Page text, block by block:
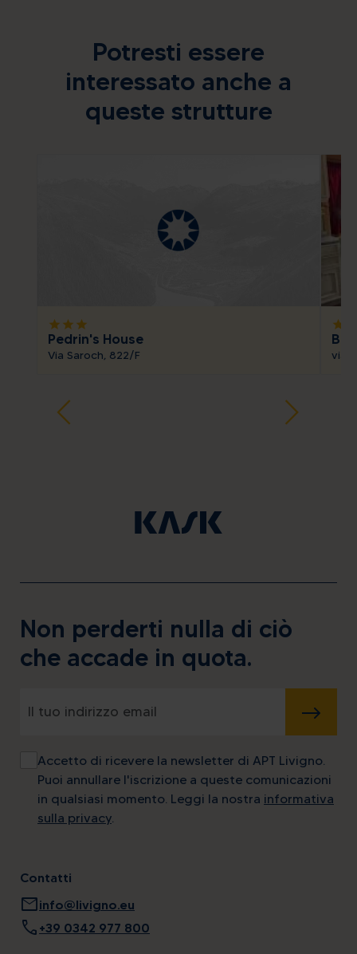
Potresti essere
interessato anche a
queste strutture
starstarstar
Pedrin's House
Via Saroch, 822/F
star
via
Non perderti nulla di ciò
che accade in quota.
INVIA
Accetto di ricevere la newsletter di APT Livigno.
Puoi annullare l'iscrizione a queste comunicazioni
in qualsiasi momento. Leggi la nostra informativa
sulla privacy.
Contatti
mailinfo@livigno.eu
call +39 0342 977 800